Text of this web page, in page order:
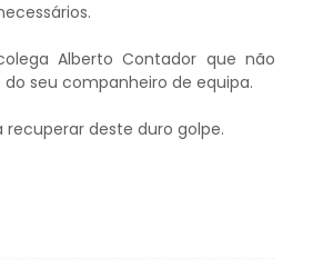
Alberto Contador que não
seu companheiro de equipa.
recuperar deste duro golpe.